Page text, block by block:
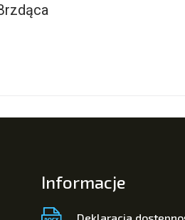
Informacje